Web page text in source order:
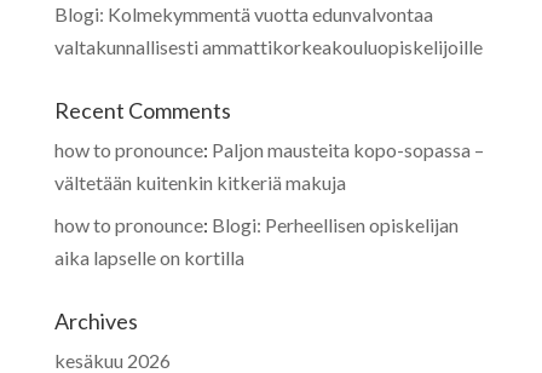
Blogi: Kolmekymmentä vuotta edunvalvontaa
valtakunnallisesti ammattikorkeakouluopiskelijoille
Recent Comments
how to pronounce: Paljon mausteita kopo-sopassa –
vältetään kuitenkin kitkeriä makuja
how to pronounce: Blogi: Perheellisen opiskelijan
aika lapselle on kortilla
Archives
kesäkuu 2026